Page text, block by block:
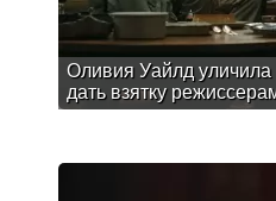
Оливия Уайлд уличила
дать взятку